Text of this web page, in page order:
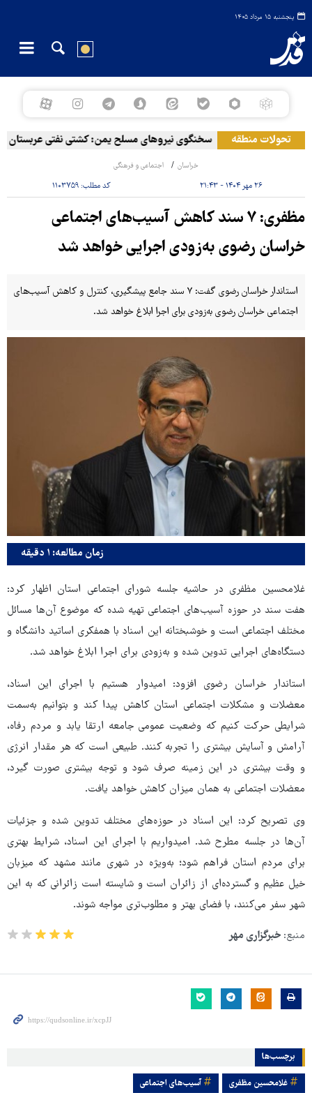
پنجشنبه ۱۵ مرداد ۱۴۰۵
تحولات منطقه سخنگوی نیروهای مسلح یمن: کشتی نفتی عربستان را
خراسان اجتماعی و فرهنگی
۲۶ مهر ۱۴۰۴ - ۲۱:۴۳ کد مطلب: ۱۱۰۳۷۵۹
مظفری: ٧ سند کاهش آسیب‌های اجتماعی
خراسان رضوی به‌زودی اجرایی خواهد شد
استاندار خراسان رضوی گفت: ٧ سند جامع پیشگیری، کنترل و کاهش آسیب‌های
اجتماعی خراسان رضوی به‌زودی برای اجرا ابلاغ خواهد شد.
زمان مطالعه: ۱ دقیقه
غلامحسین مظفری در حاشیه جلسه شورای اجتماعی استان اظهار کرد:
هفت سند در حوزه آسیب‌های اجتماعی تهیه شده که موضوع آن‌ها مسائل
مختلف اجتماعی است و خوشبختانه این اسناد با همفکری اساتید دانشگاه و
دستگاه‌های اجرایی تدوین شده و به‌زودی برای اجرا ابلاغ خواهد شد.
استاندار خراسان رضوی افزود: امیدوار هستیم با اجرای این اسناد،
معضلات و مشکلات اجتماعی استان کاهش پیدا کند و بتوانیم به‌سمت
شرایطی حرکت کنیم که وضعیت عمومی جامعه ارتقا یابد و مردم رفاه،
آرامش و آسایش بیشتری را تجربه کنند. طبیعی است که هر مقدار انرژی
و وقت بیشتری در این زمینه صرف شود و توجه بیشتری صورت گیرد،
معضلات اجتماعی به همان میزان کاهش خواهد یافت.
وی تصریح کرد: این اسناد در حوزه‌های مختلف تدوین شده و جزئیات
آن‌ها در جلسه مطرح شد. امیدواریم با اجرای این اسناد، شرایط بهتری
برای مردم استان فراهم شود؛ به‌ویژه در شهری مانند مشهد که میزبان
خیل عظیم و گسترده‌ای از زائران است و شایسته است زائرانی که به این
شهر سفر می‌کنند، با فضای بهتر و مطلوب‌تری مواجه شوند.
منبع: خبرگزاری مهر
برچسب‌ها
غلامحسین مظفری آسیب‌های اجتماعی